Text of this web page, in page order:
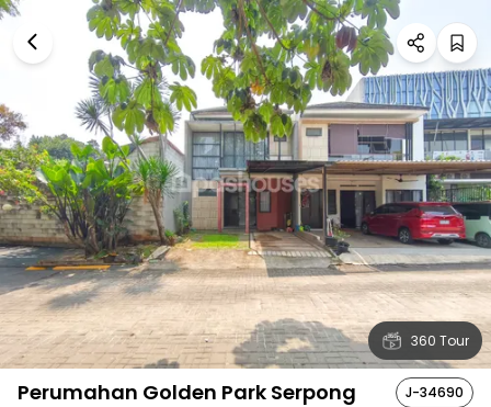
360 Tour
Perumahan Golden Park Serpong
J-34690